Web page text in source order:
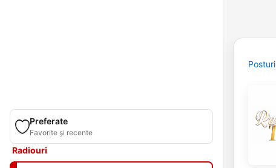
Preferate
Favorite și recente
Radiouri
Posturi